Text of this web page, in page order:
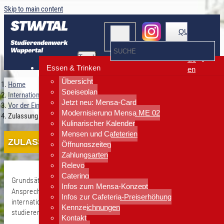
Skip to main content
Toggle
navigation
Essen & Trinken
Übersicht
Speiseplan
Jetzt neu: Mensa-Card
Modernisierung Mensa ME 02
Kulinarischer Kalender
Mensen und Cafeterien
Öffnungszeiten
Zahlungsarten
Relevo
Catering
Infos zum Mensa-Konzept
Infos zur Cafeteria-Preiserhöhung
Kennzeichnungen
Kontakt
QUICKLINKS
de
en
Home
Internationales
Vor der Einreise
Zulassung
ZULASSUNG
Grundsätzlich ist das
International Center (I-Center)
Ansprechpartner, wenn es darum geht, wer mit welchem
internationalen Schul- oder Studienabschluss in Deutschland
studieren darf.